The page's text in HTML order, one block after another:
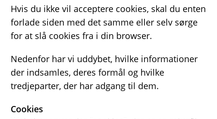
Hvis du ikke vil acceptere cookies, skal du enten
forlade siden med det samme eller selv sørge
for at slå cookies fra i din browser.
Nedenfor har vi uddybet, hvilke informationer
der indsamles, deres formål og hvilke
tredjeparter, der har adgang til dem.
Cookies